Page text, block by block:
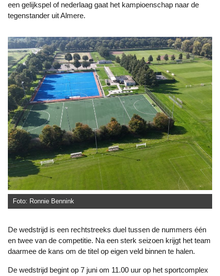
een gelijkspel of nederlaag gaat het kampioenschap naar de
tegenstander uit Almere.
Foto: Ronnie Bennink
De wedstrijd is een rechtstreeks duel tussen de nummers één
en twee van de competitie. Na een sterk seizoen krijgt het team
daarmee de kans om de titel op eigen veld binnen te halen.
De wedstrijd begint op 7 juni om 11.00 uur op het sportcomplex